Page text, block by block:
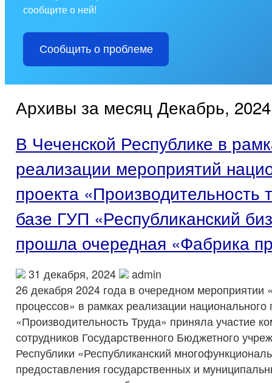
сообщите о ней!
Сообщить о проблеме
Архивы за месяц Декабрь, 2024
В Чеченской Республике в
реализации мероприятий
проекта «Производительность
базе ГУП «Республиканский
прошла очередная «Фабрика
31 декабря, 2024
admin
26 декабря 2024 года в очередном мероприятии
процессов» в рамках реализации национального
«Производительность Труда» приняла участие
сотрудников Государственного Бюджетного
Республики «Республиканский
предоставления государственных и